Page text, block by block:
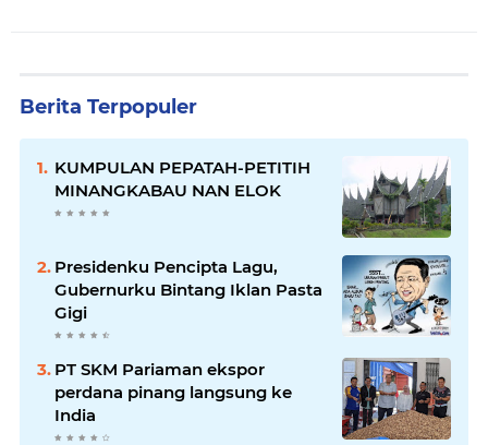
Berita Terpopuler
KUMPULAN PEPATAH-PETITIH
MINANGKABAU NAN ELOK
Presidenku Pencipta Lagu,
Gubernurku Bintang Iklan Pasta
Gigi
PT SKM Pariaman ekspor
perdana pinang langsung ke
India